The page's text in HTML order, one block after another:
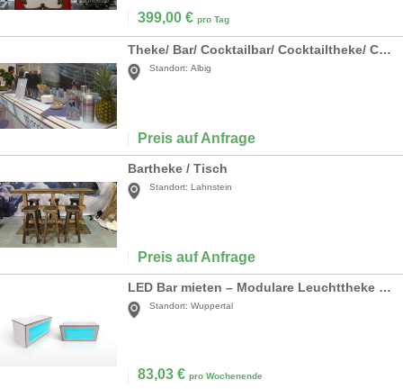
399,00 € pro Tag
Theke/ Bar/ Cocktailbar/ Cocktailtheke/ Cocktail/ Gastronomie/ Event/ Messe/ Party
Standort: Albig
Preis auf Anfrage
Bartheke / Tisch
Standort: Lahnstein
Preis auf Anfrage
LED Bar mieten – Modulare Leuchttheke mit Farbwechsel & Fernbedienung
Standort: Wuppertal
83,03 € pro Wochenende